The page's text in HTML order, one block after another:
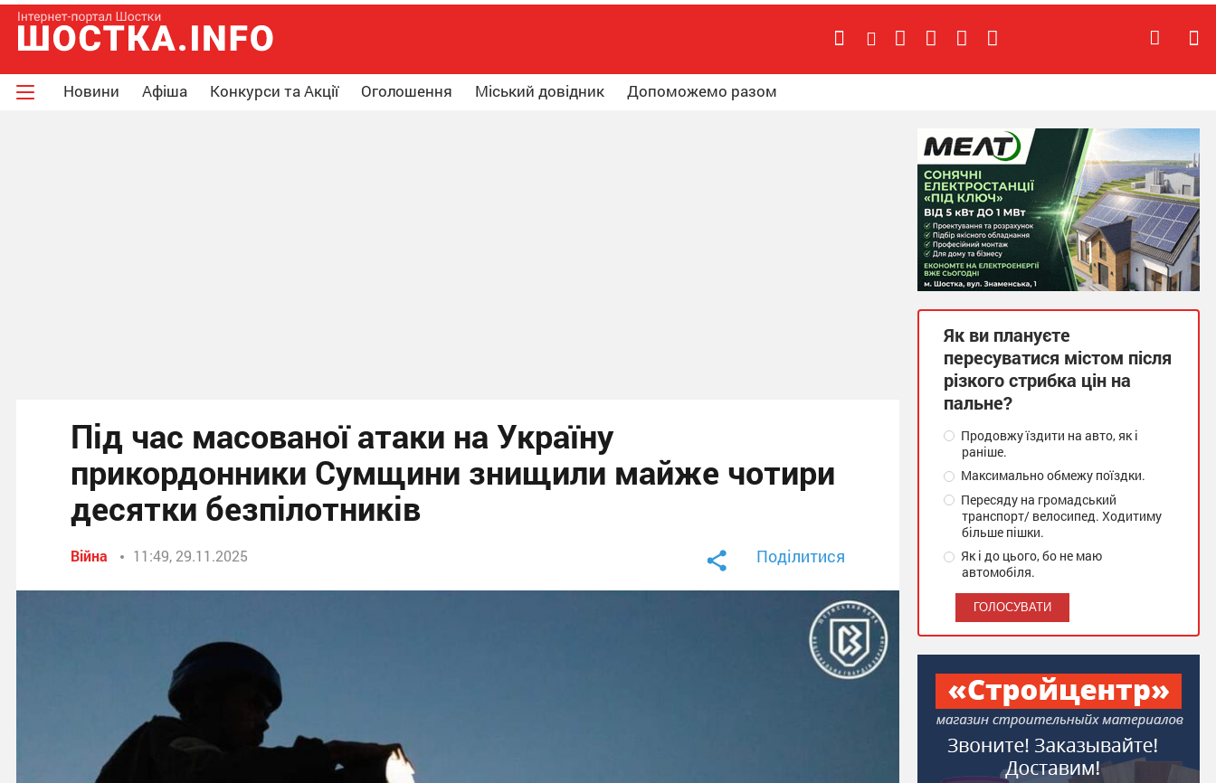
Новини Афіша Конкурси та Акції Оголошення Міський довідник Допоможемо разом
Під час масованої атаки на Україну
прикордонники Сумщини знищили майже чотири
десятки безпілотників
Війна 11:49, 29.11.2025 Поділитися
Як ви плануєте
пересуватися містом після
різкого стрибка цін на
пальне?
Продовжу їздити на авто, як і
раніше.
Максимально обмежу поїздки.
Пересяду на громадський
транспорт/ велосипед. Ходитиму
більше пішки.
Як і до цього, бо не маю
автомобіля.